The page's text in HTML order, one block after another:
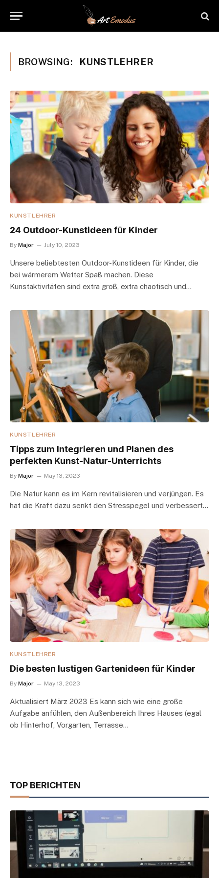
BROWSING: KUNSTLEHRER
KUNSTLEHRER
24 Outdoor-Kunstideen für Kinder
By Major July 10, 2023
Unsere beliebtesten Outdoor-Kunstideen für Kinder, die
bei wärmerem Wetter Spaß machen. Diese
Kunstaktivitäten sind extra groß, extra chaotisch und…
KUNSTLEHRER
Tipps zum Integrieren und Planen des
perfekten Kunst-Natur-Unterrichts
By Major May 13, 2023
Die Natur kann es im Kern revitalisieren und verjüngen. Es
hat die Kraft dazu senkt den Stresspegel und verbessert…
KUNSTLEHRER
Die besten lustigen Gartenideen für Kinder
By Major May 13, 2023
Aktualisiert März 2023 Es kann sich wie eine große
Aufgabe anfühlen, den Außenbereich Ihres Hauses (egal
ob Hinterhof, Vorgarten, Terrasse…
TOP BERICHTEN